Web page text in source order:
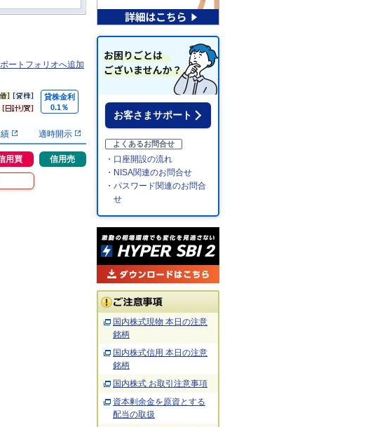
ポートフォリオへ追加
貸株金利
0.1％
適時開示
用買 信用売
お客さまサポート
よくあるお問合せ
・口座開設の流れ
・NISA関連のお問合せ
・パスワード関連のお問合
せ
国内株式現物 本日の注意
銘柄
国内株式信用 本日の注意
銘柄
国内株式 お取引注意事項
資本剰余金を原資とする
配当の取扱